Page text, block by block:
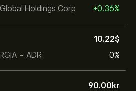
Holdings Corp
+0.36%
- ADR
10.22‎$‎
0%
90.00‎kr‎